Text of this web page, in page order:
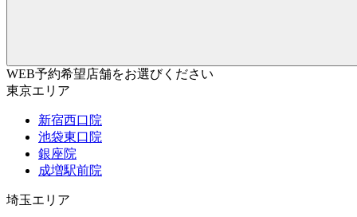
WEB予約希望店舗をお選びください
東京エリア
新宿西口院
池袋東口院
銀座院
成増駅前院
埼玉エリア